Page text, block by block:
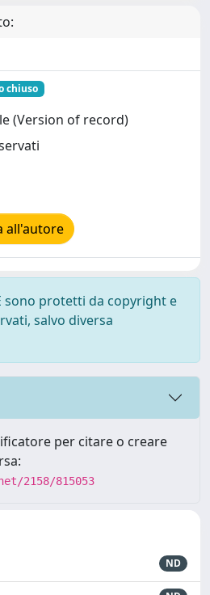
chiuso
(Version of record)
all'autore
sono protetti da copyright e
salvo diversa
per citare o creare
2158/815053
ND